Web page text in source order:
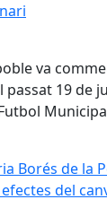
va
passat 19 de
Borés de la
Borés de la
del